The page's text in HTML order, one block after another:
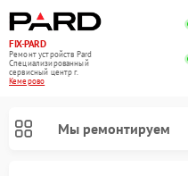
FIX-PARD
Ремонт устройств Pard
Специализированный
cервисный центр г.
Кемерово
Мы ремонтируем